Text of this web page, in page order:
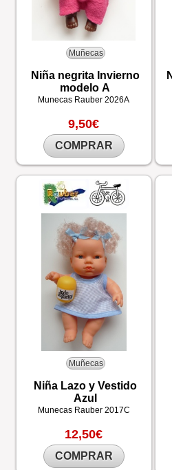
Muñecas
Niña negrita Invierno
modelo A
Munecas Rauber2026A
9,50€
COMPRAR
Muñecas
Niña Lazo y Vestido
Azul
Munecas Rauber 2017C
12,50€
COMPRAR